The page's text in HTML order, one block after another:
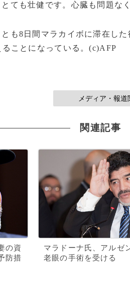
ても壮健です。心臓も問題な
も8日間マラカイボに滞在した
ことになっている。(c)AFP
メディア・報
関連記事
の資
防措
マラドーナ氏、アルゼ
老眼の手術を受ける